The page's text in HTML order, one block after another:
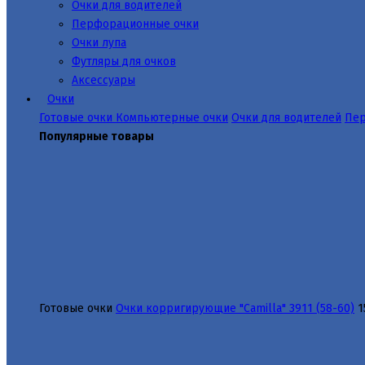
Очки для водителей
Перфорационные очки
Очки лупа
Футляры для очков
Аксессуары
Очки
Готовые очки Компьютерные очки Очки для водителей
Популярные товары
Готовые очки Очки корригирующие "Camilla" 3911 (58-60)